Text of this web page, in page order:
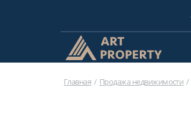
Главная Продажа недвижимости